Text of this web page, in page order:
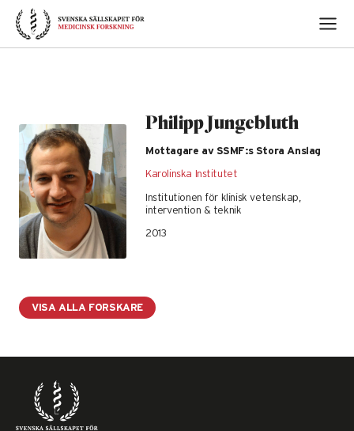
Skip
content
Philipp Jungebluth
Mottagare av SSMF:s Stora Anslag
Karolinska Institutet
Institutionen för klinisk vetenskap,
intervention & teknik
2013
VISA ALLA FORSKARE